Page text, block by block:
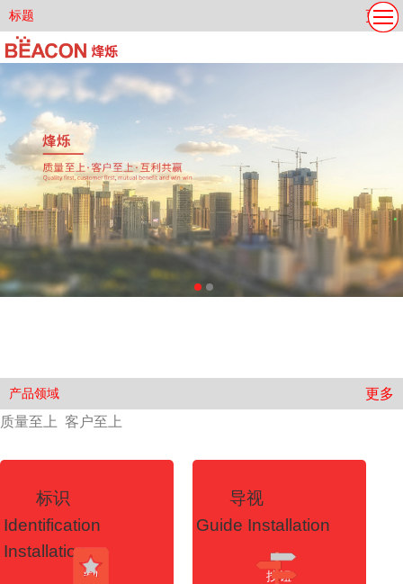
标题 更多
产品领域
更多
质量至上 客户至上
Guide Installation
导视
Identification
Installation
标识
按钮
按钮